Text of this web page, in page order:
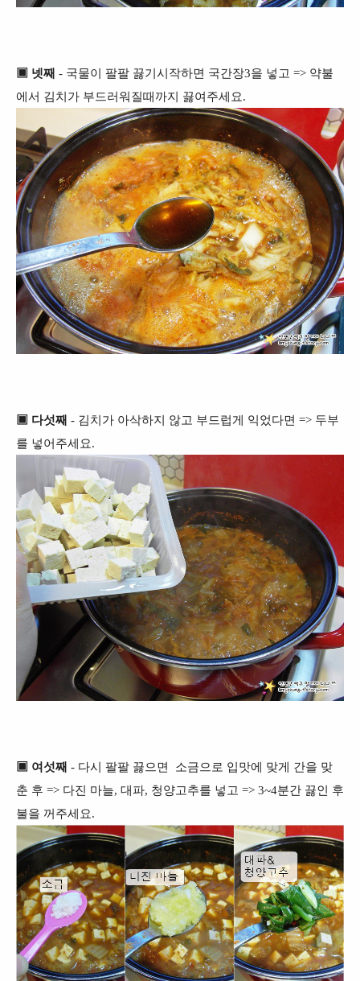
▣ 넷째 - 국물이 팔팔 끓기시작하면 국간장3을 넣고 => 약불
에서 김치가 부드러워질때까지 끓여주세요.
▣ 다섯째 - 김치가 아삭하지 않고 부드럽게 익었다면 => 두부
를 넣어주세요.
▣ 여섯째 - 다시 팔팔 끓으면 소금으로 입맛에 맞게 간을 맞
춘 후 => 다진 마늘, 대파, 청양고추를 넣고 => 3~4분간 끓인 후
불을 꺼주세요.